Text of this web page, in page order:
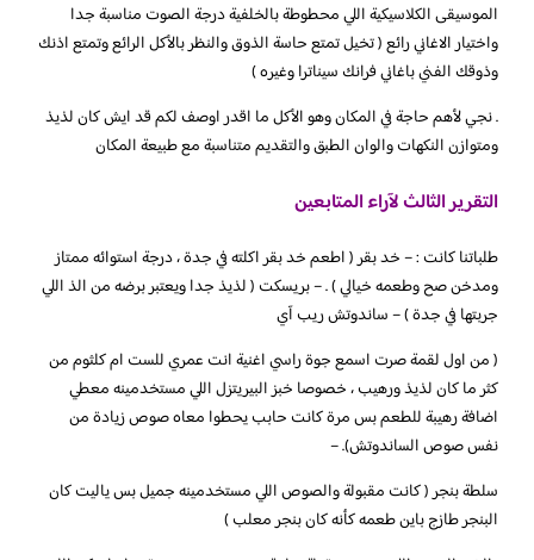
الموسيقى الكلاسيكية اللي محطوطة بالخلفية درجة الصوت مناسبة جدا
واختيار الاغاني رائع ( تخيل تمتع حاسة الذوق والنظر بالأكل الرائع وتمتع اذنك
وذوقك الفني باغاني فرانك سيناترا وغيره )
. نجي لأهم حاجة في المكان وهو الأكل ما اقدر اوصف لكم قد ايش كان لذيذ
ومتوازن النكهات والوان الطبق والتقديم متناسبة مع طبيعة المكان
التقرير الثالث لآراء المتابعين
طلباتنا كانت : – خد بقر ( اطعم خد بقر اكلته في جدة ، درجة استوائه ممتاز
ومدخن صح وطعمه خيالي ) . – بريسكت ( لذيذ جدا ويعتبر برضه من الذ اللي
جربتها في جدة ) – ساندوتش ريب آي
( من اول لقمة صرت اسمع جوة راسي اغنية انت عمري للست ام كلثوم من
كثر ما كان لذيذ ورهيب ، خصوصا خبز البيريتزل اللي مستخدمينه معطي
اضافة رهيبة للطعم بس مرة كانت حابب يحطوا معاه صوص زيادة من
نفس صوص الساندوتش). –
سلطة بنجر ( كانت مقبولة والصوص اللي مستخدمينه جميل بس ياليت كان
البنجر طازج باين طعمه كأنه كان بنجر معلب )